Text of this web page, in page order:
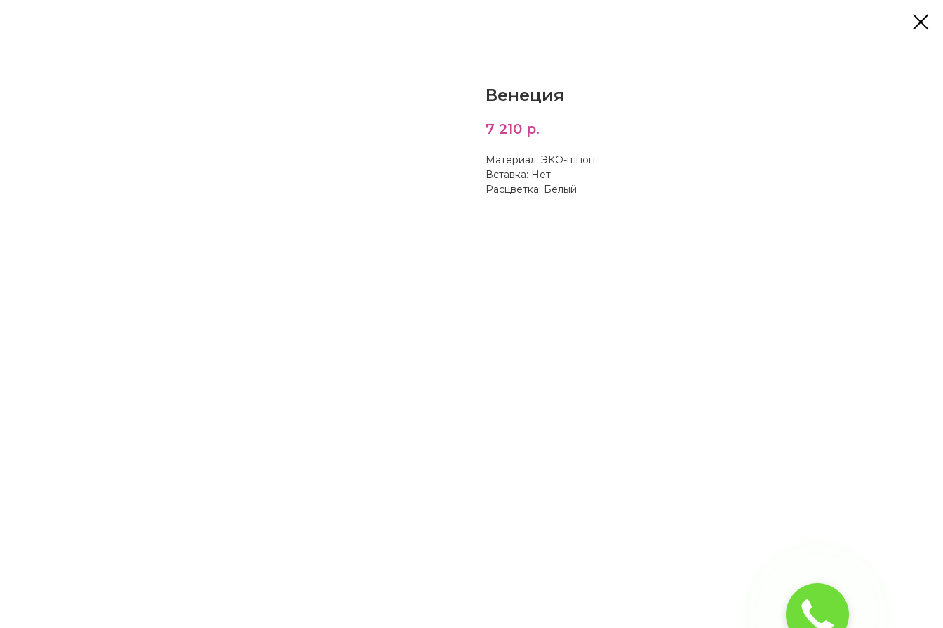
Венеция
7 210 р.
Материал: ЭКО-шпон
Вставка: Нет
Расцветка: Белый